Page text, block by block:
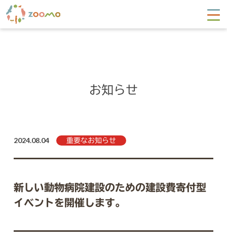
お知らせ
2024.08.04 重要なお知らせ
新しい動物病院建設のための建設費寄付型
イベントを開催します。